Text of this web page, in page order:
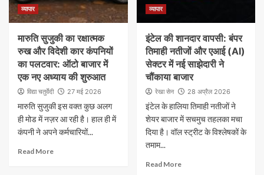
व्यापार
मारुति सुजुकी का रक्षात्मक
रुख और विदेशी कार कंपनियों
का पलटवार: ऑटो बाजार में
एक नए अध्याय की शुरुआत
विद्या चतुर्वेदी 27 मई 2026
मारुति सुजुकी इस वक्त कुछ अलग
ही मोड में नज़र आ रही है। हाल ही में
कंपनी ने अपने कर्मचारियों...
Read More
व्यापार
इंटेल की शानदार वापसी: बंपर
तिमाही नतीजों और एआई (AI)
सेक्टर में नई साझेदारी ने
चौंकाया बाजार
रेखा सेन 28 अप्रैल 2026
इंटेल के हालिया तिमाही नतीजों ने
शेयर बाजार में सचमुच तहलका मचा
दिया है। वॉल स्ट्रीट के विश्लेषकों के
तमाम...
Read More